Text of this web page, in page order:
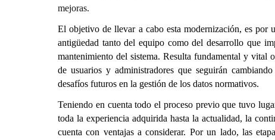
mejoras.
El objetivo de llevar a cabo esta modernización, es por
antigüedad tanto del equipo como del desarrollo que
mantenimiento del sistema. Resulta fundamental y vital
de usuarios y administradores que seguirán
desafíos futuros en la gestión de los datos normativos.
Teniendo en cuenta todo el proceso previo que tuvo
toda la experiencia adquirida hasta la actualidad, la
cuenta con ventajas a considerar. Por un lado, las